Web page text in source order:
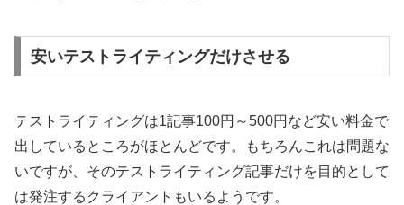
安いテストライティングだけさせる
テストライティングは1記事100円～500円など安い料金で
出しているところがほとんどです。もちろんこれは問題な
いですが、そのテストライティング記事だけを目的として
は発注するクライアントもいるようです。